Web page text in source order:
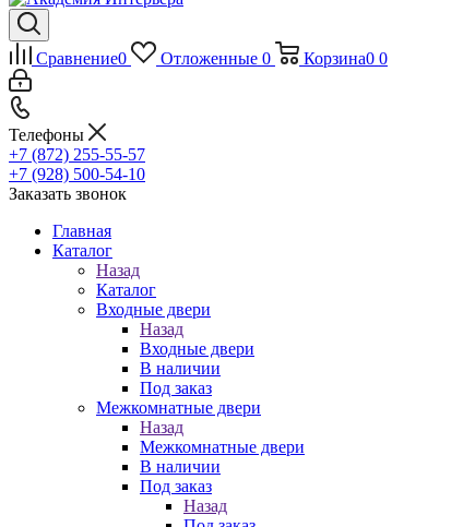
Сравнение0 Отложенные 0 Корзина0 0
Телефоны
+7 (872) 255-55-57
+7 (928) 500-54-10
Заказать звонок
Главная
Каталог
Назад
Каталог
Входные двери
Назад
Входные двери
В наличии
Под заказ
Межкомнатные двери
Назад
Межкомнатные двери
В наличии
Под заказ
Назад